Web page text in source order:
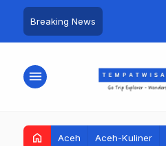
Breaking News
menu
home Aceh Aceh-Kuliner